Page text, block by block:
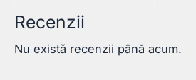
Recenzii
Nu există recenzii până acum.